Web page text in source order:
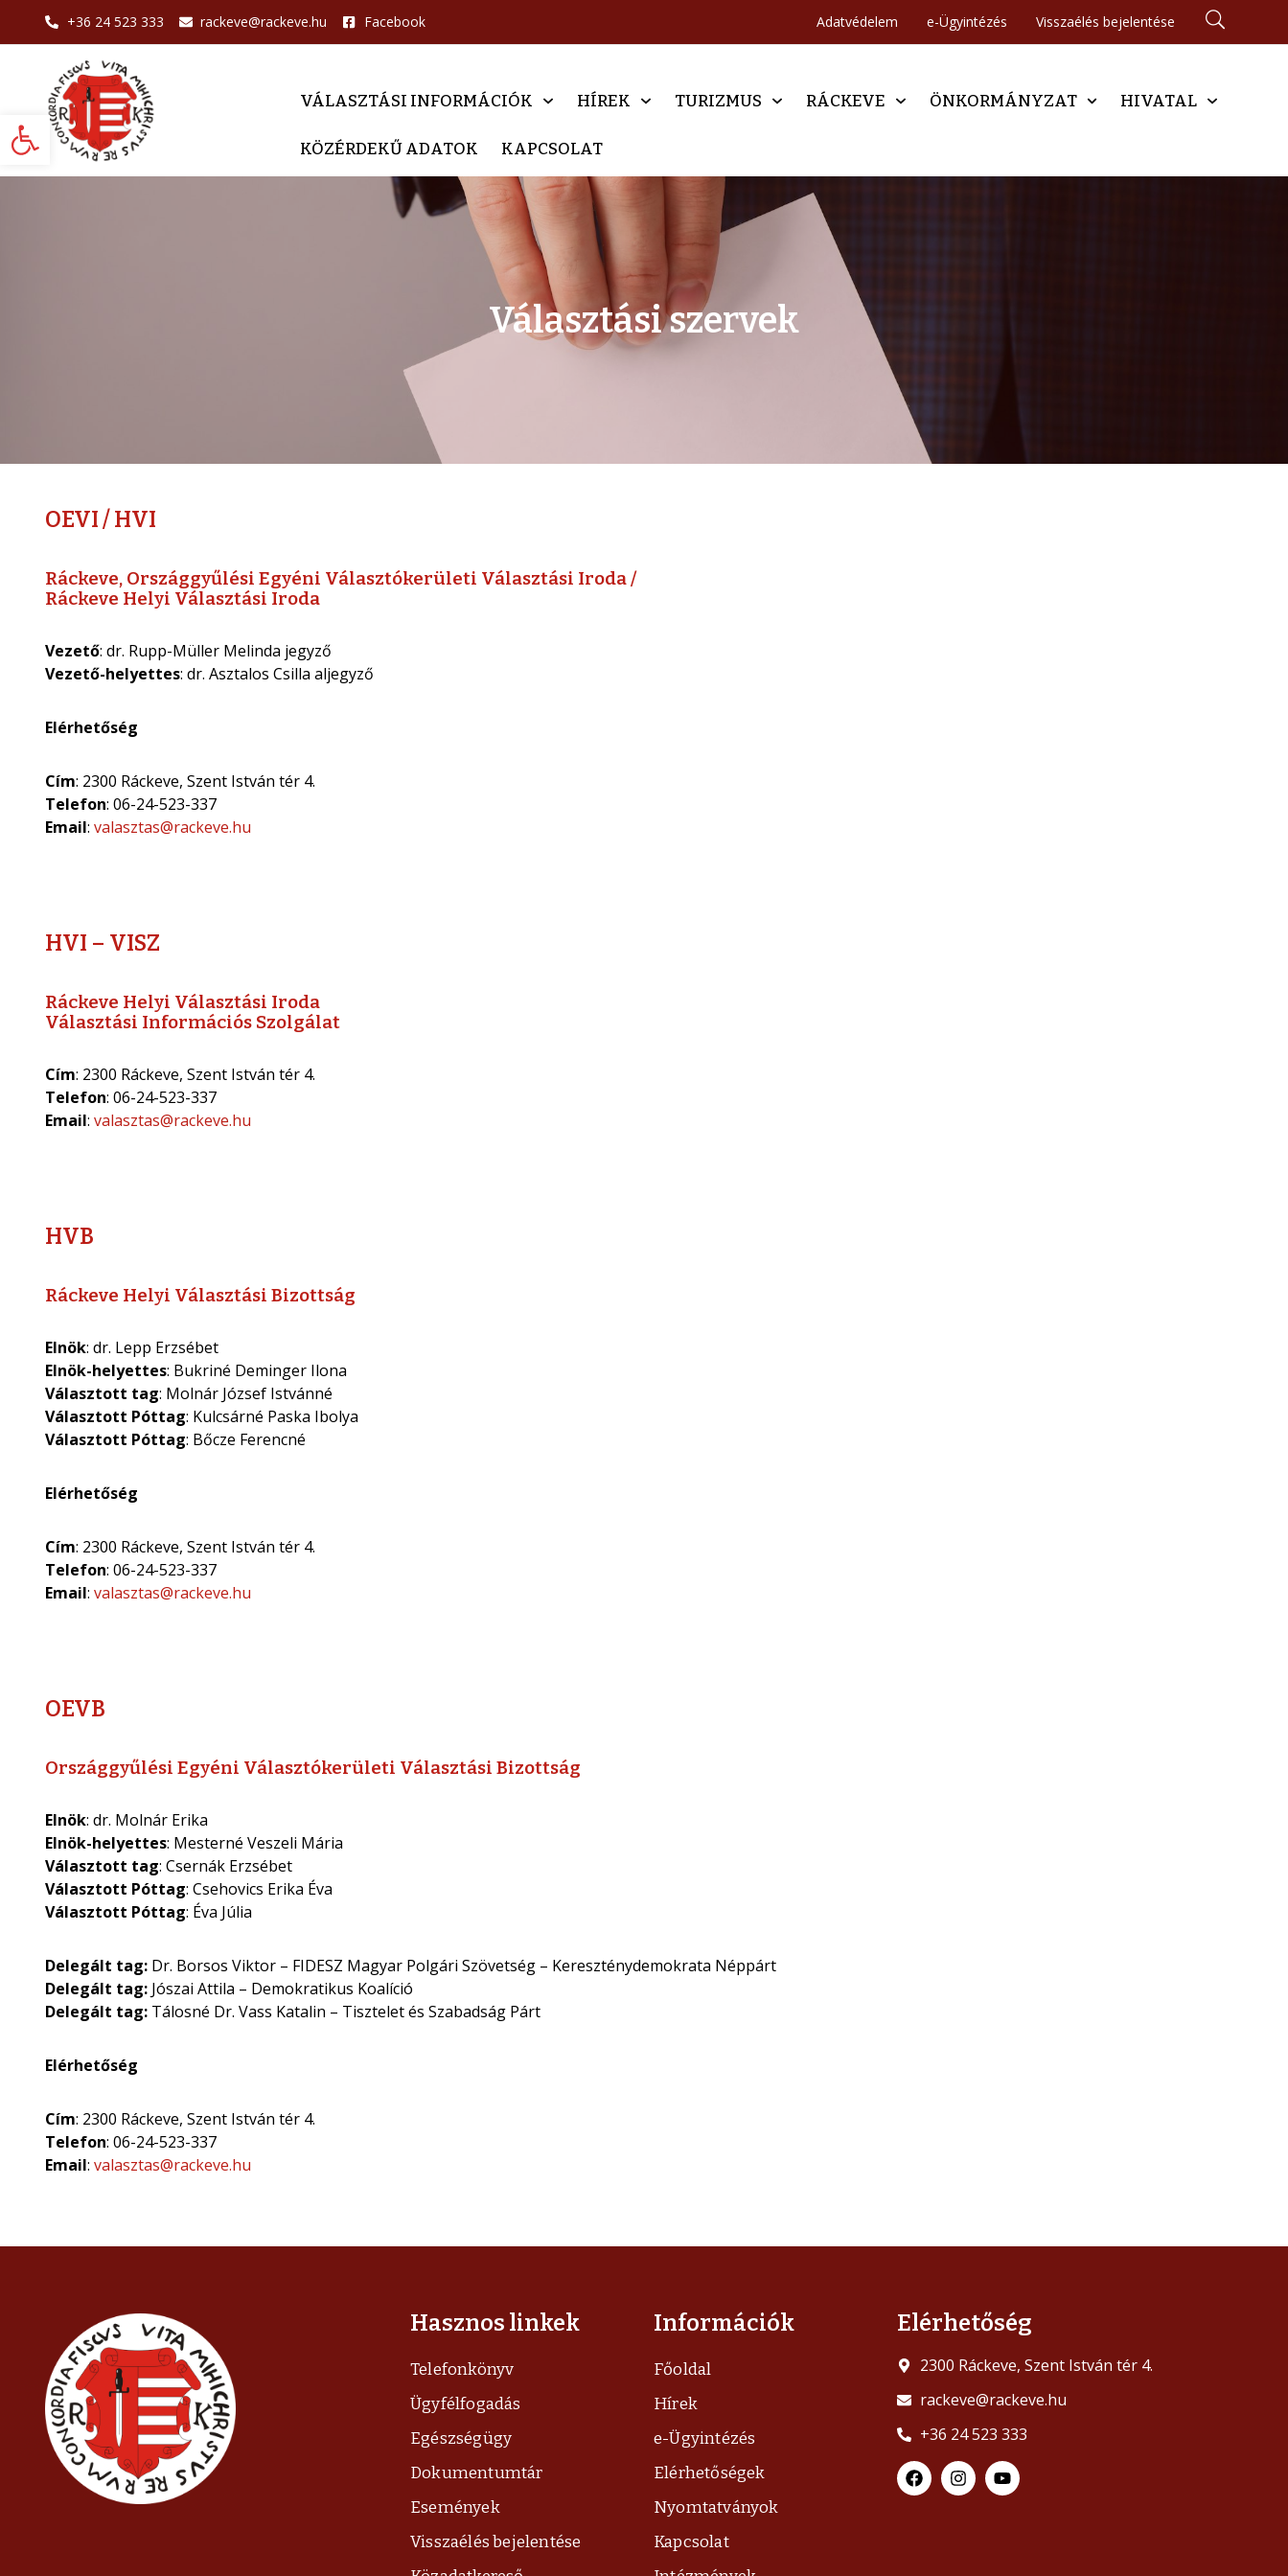
Eszköztár megnyitása
+36 24 523 333 rackeve@rackeve.hu Facebook Adatvédelem e-Ügyintézés Visszaélés bejelentése
VÁLASZTÁSI INFORMÁCIÓK HÍREK TURIZMUS RÁCKEVE ÖNKORMÁNYZAT HIVATAL
KÖZÉRDEKŰ ADATOK KAPCSOLAT
Választási szervek
OEVI / HVI
Ráckeve, Országgyűlési Egyéni Választókerületi Választási Iroda /
Ráckeve Helyi Választási Iroda
Vezető: dr. Rupp-Müller Melinda jegyző
Vezető-helyettes: dr. Asztalos Csilla aljegyző
Elérhetőség
Cím: 2300 Ráckeve, Szent István tér 4.
Telefon: 06-24-523-337
Email: valasztas@rackeve.hu
HVI – VISZ
Ráckeve Helyi Választási Iroda
Választási Információs Szolgálat
Cím: 2300 Ráckeve, Szent István tér 4.
Telefon: 06-24-523-337
Email: valasztas@rackeve.hu
HVB
Ráckeve Helyi Választási Bizottság
Elnök: dr. Lepp Erzsébet
Elnök-helyettes: Bukriné Deminger Ilona
Választott tag: Molnár József Istvánné
Választott Póttag: Kulcsárné Paska Ibolya
Választott Póttag: Bőcze Ferencné
Elérhetőség
Cím: 2300 Ráckeve, Szent István tér 4.
Telefon: 06-24-523-337
Email: valasztas@rackeve.hu
OEVB
Országgyűlési Egyéni Választókerületi Választási Bizottság
Elnök: dr. Molnár Erika
Elnök-helyettes: Mesterné Veszeli Mária
Választott tag: Csernák Erzsébet
Választott Póttag: Csehovics Erika Éva
Választott Póttag: Éva Júlia
Delegált tag: Dr. Borsos Viktor – FIDESZ Magyar Polgári Szövetség – Kereszténydemokrata Néppárt
Delegált tag: Jószai Attila – Demokratikus Koalíció
Delegált tag: Tálosné Dr. Vass Katalin – Tisztelet és Szabadság Párt
Elérhetőség
Cím: 2300 Ráckeve, Szent István tér 4.
Telefon: 06-24-523-337
Email: valasztas@rackeve.hu
Hasznos linkek
Telefonkönyv
Ügyfélfogadás
Egészségügy
Dokumentumtár
Események
Visszaélés bejelentése
Információk
Főoldal
Hírek
e-Ügyintézés
Elérhetőségek
Nyomtatványok
Kapcsolat
Elérhetőség
2300 Ráckeve, Szent István tér 4.
rackeve@rackeve.hu
+36 24 523 333